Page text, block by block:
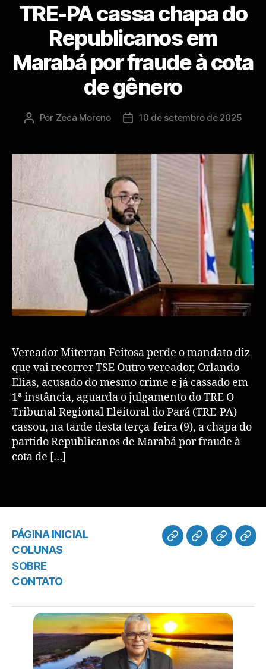
TRE-PA cassa chapa do
Republicanos em
Marabá por fraude à cota
de gênero
Por Zeca Moreno 10 de setembro de 2025
Vereador Miterran Feitosa perde o mandato diz
que vai recorrer TSE Outro vereador, Orlando
Elias, acusado do mesmo crime e já cassado em
1ª instância, aguarda o julgamento do TRE O
Tribunal Regional Eleitoral do Pará (TRE-PA)
cassou, na tarde desta terça-feira (9), a chapa do
partido Republicanos de Marabá por fraude à
cota de […]
PÁGINA INICIAL
COLUNAS
SOBRE
CONTATO